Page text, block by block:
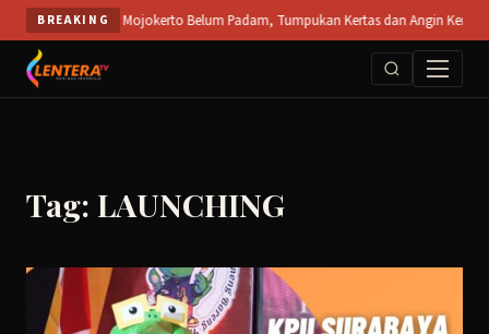
Skip
to
content
BREAKING
Terbuka PT SPS Mojokerto Belum Padam, Tumpukan Kertas dan Angin
Tag: LAUNCHING